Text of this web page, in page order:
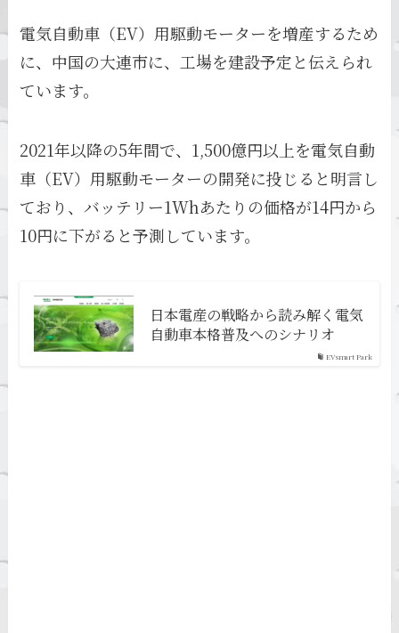
電気自動車（EV）用駆動モーターを増産するため
に、中国の大連市に、工場を建設予定と伝えられ
ています。
2021年以降の5年間で、1,500億円以上を電気自動
車（EV）用駆動モーターの開発に投じると明言し
ており、バッテリー1Whあたりの価格が14円から
10円に下がると予測しています。
EVsmart Park
日本電産の戦略から読み解く電気
自動車本格普及へのシナリオ